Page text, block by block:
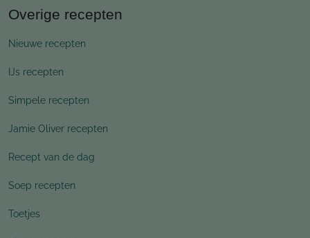
Overige recepten
Nieuwe recepten
IJs recepten
Simpele recepten
Jamie Oliver recepten
Recept van de dag
Soep recepten
Toetjes